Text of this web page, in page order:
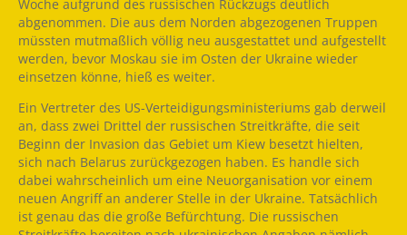
Woche aufgrund des russischen Rückzugs deutlich
abgenommen. Die aus dem Norden abgezogenen Truppen
müssten mutmaßlich völlig neu ausgestattet und aufgestellt
werden, bevor Moskau sie im Osten der Ukraine wieder
einsetzen könne, hieß es weiter.
Ein Vertreter des US-Verteidigungsministeriums gab derweil
an, dass zwei Drittel der russischen Streitkräfte, die seit
Beginn der Invasion das Gebiet um Kiew besetzt hielten,
sich nach Belarus zurückgezogen haben. Es handle sich
dabei wahrscheinlich um eine Neuorganisation vor einem
neuen Angriff an anderer Stelle in der Ukraine. Tatsächlich
ist genau das die große Befürchtung. Die russischen